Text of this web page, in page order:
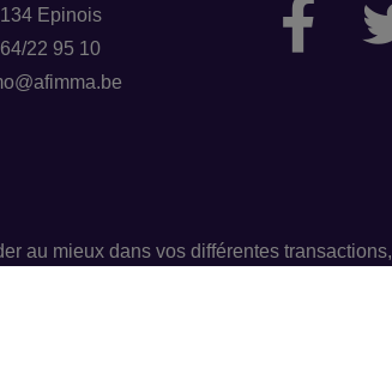
Epinois
22 95 10
au mieux dans vos différentes transactions,